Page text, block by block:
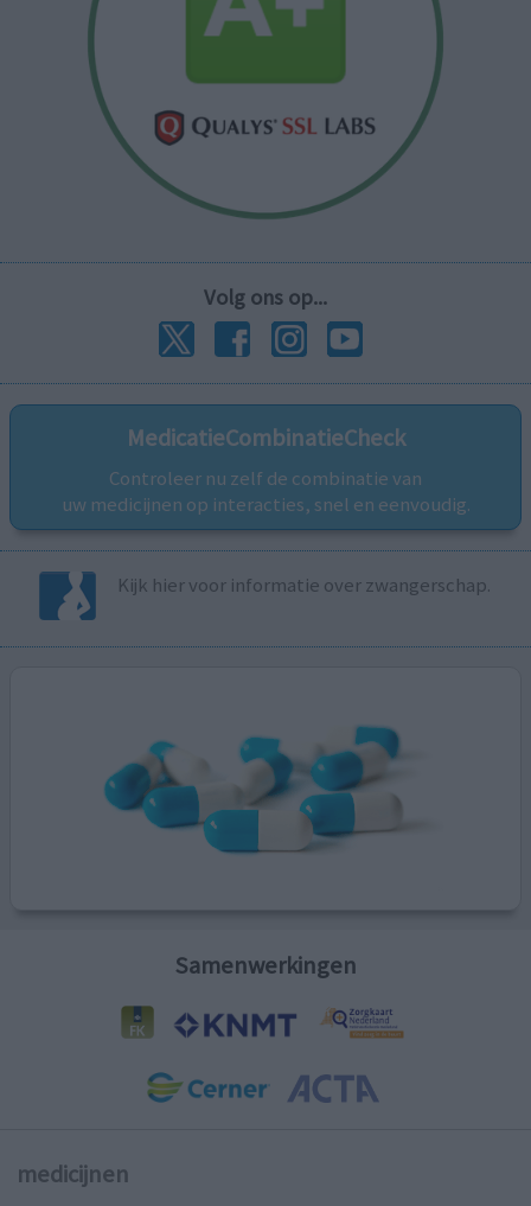
Volg ons op...
MedicatieCombinatieCheck
Controleer nu zelf de combinatie van
uw medicijnen op interacties, snel en eenvoudig.
Kijk hier voor informatie over zwangerschap.
Samenwerkingen
medicijnen